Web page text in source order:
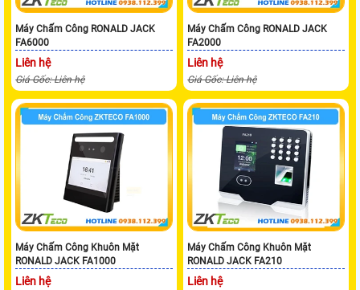
Máy Chấm Công RONALD JACK
FA6000
Liên hệ
Giá Gốc: Liên hệ
Máy Chấm Công RONALD JACK
FA2000
Liên hệ
Giá Gốc: Liên hệ
Máy Chấm Công Khuôn Mặt
RONALD JACK FA1000
Liên hệ
Máy Chấm Công Khuôn Mặt
RONALD JACK FA210
Liên hệ